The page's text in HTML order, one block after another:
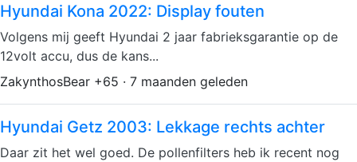
Hyundai Kona 2022: Display fouten
Volgens mij geeft Hyundai 2 jaar fabrieksgarantie op de
12volt accu, dus de kans...
ZakynthosBear +65 · 7 maanden geleden
Hyundai Getz 2003: Lekkage rechts achter
Daar zit het wel goed. De pollenfilters heb ik recent nog